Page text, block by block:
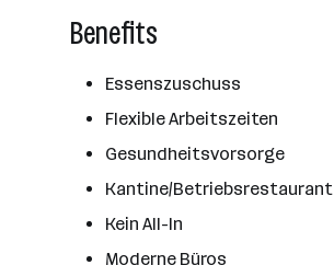
Benefits
Essenszuschuss
Flexible Arbeitszeiten
Gesundheitsvorsorge
Kantine/Betriebsrestaurant
Kein All-In
Moderne Büros